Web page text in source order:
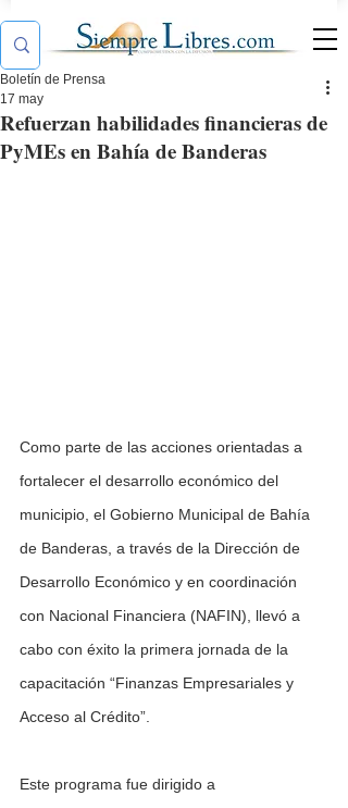
Refuerzan habilidades financieras de
PyMEs en Bahía de Banderas
Boletín de Prensa
17 may
Como parte de las acciones orientadas a
fortalecer el desarrollo económico del
municipio, el Gobierno Municipal de Bahía
de Banderas, a través de la Dirección de
Desarrollo Económico y en coordinación
con Nacional Financiera (NAFIN), llevó a
cabo con éxito la primera jornada de la
capacitación “Finanzas Empresariales y
Acceso al Crédito”.
Este programa fue dirigido a